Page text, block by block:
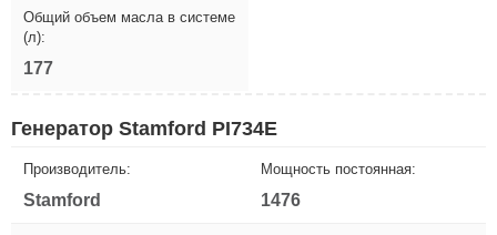
Общий объем масла в системе
(л):
177
Генератор Stamford PI734E
Производитель:
Stamford
Мощность постоянная:
1476